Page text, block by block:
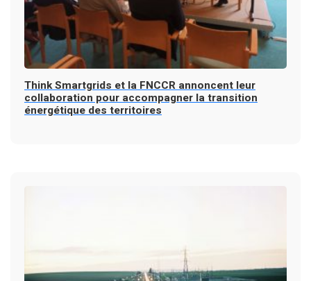
Think Smartgrids et la FNCCR annoncent leur
collaboration pour accompagner la transition
énergétique des territoires